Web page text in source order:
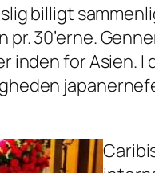
billigt
30’erne.
inden for